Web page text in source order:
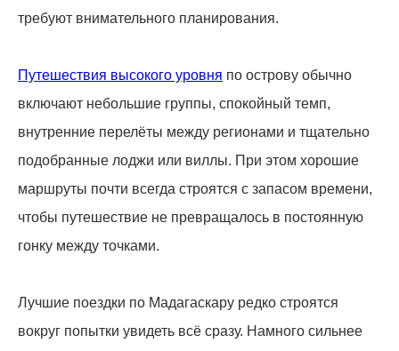
требуют внимательного планирования.
Путешествия высокого уровня по острову обычно
включают небольшие группы, спокойный темп,
внутренние перелёты между регионами и тщательно
подобранные лоджи или виллы. При этом хорошие
маршруты почти всегда строятся с запасом времени,
чтобы путешествие не превращалось в постоянную
гонку между точками.
Лучшие поездки по Мадагаскару редко строятся
вокруг попытки увидеть всё сразу. Намного сильнее